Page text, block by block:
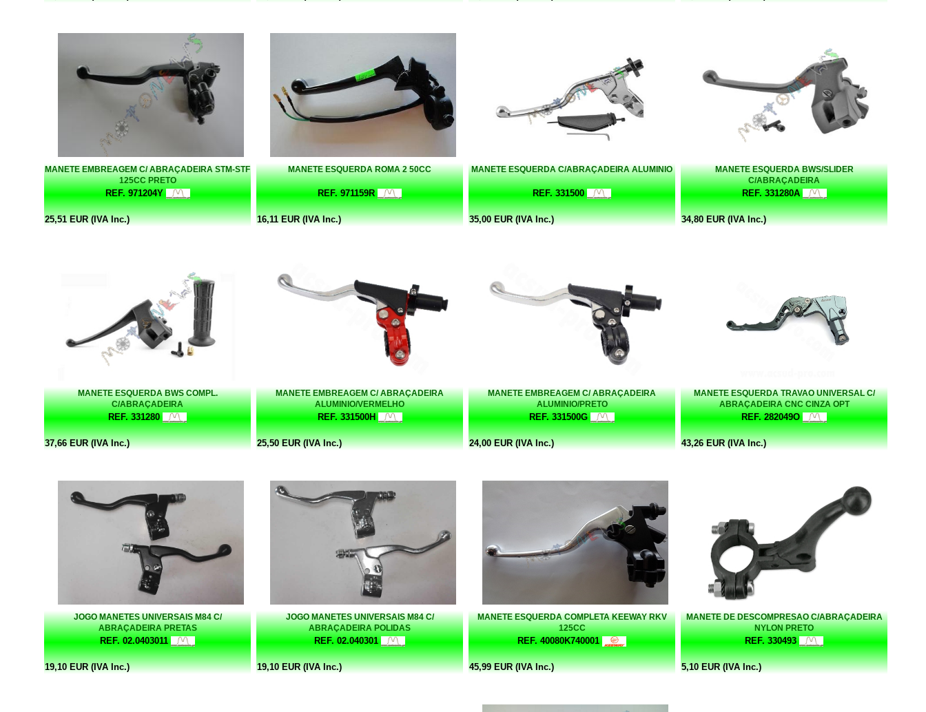
MANETE EMBREAGEM C/ ABRAÇADEIRA STM-STF
125CC PRETO
REF. 971204Y
25,51 EUR (IVA Inc.)
MANETE ESQUERDA ROMA 2 50CC
REF. 971159R
16,11 EUR (IVA Inc.)
MANETE ESQUERDA C/ABRAÇADEIRA ALUMINIO
REF. 331500
35,00 EUR (IVA Inc.)
MANETE ESQUERDA BWS/SLIDER
C/ABRAÇADEIRA
REF. 331280A
34,80 EUR (IVA Inc.)
MANETE ESQUERDA BWS COMPL.
C/ABRAÇADEIRA
REF. 331280
37,66 EUR (IVA Inc.)
MANETE EMBREAGEM C/ ABRAÇADEIRA
ALUMINIO/VERMELHO
REF. 331500H
25,50 EUR (IVA Inc.)
MANETE EMBREAGEM C/ ABRAÇADEIRA
ALUMINIO/PRETO
REF. 331500G
24,00 EUR (IVA Inc.)
MANETE ESQUERDA TRAVAO UNIVERSAL C/
ABRAÇADEIRA CNC CINZA OPT
REF. 282049O
43,26 EUR (IVA Inc.)
JOGO MANETES UNIVERSAIS M84 C/
ABRAÇADEIRA PRETAS
REF. 02.0403011
19,10 EUR (IVA Inc.)
JOGO MANETES UNIVERSAIS M84 C/
ABRAÇADEIRA POLIDAS
REF. 02.040301
19,10 EUR (IVA Inc.)
MANETE ESQUERDA COMPLETA KEEWAY RKV
125CC
REF. 40080K740001
45,99 EUR (IVA Inc.)
MANETE DE DESCOMPRESAO C/ABRAÇADEIRA
NYLON PRETO
REF. 330493
5,10 EUR (IVA Inc.)